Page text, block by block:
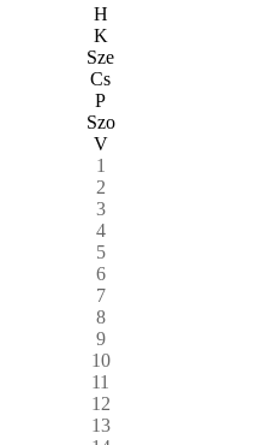
H
K
Sze
Cs
P
Szo
V
1
2
3
4
5
6
7
8
9
10
11
12
13